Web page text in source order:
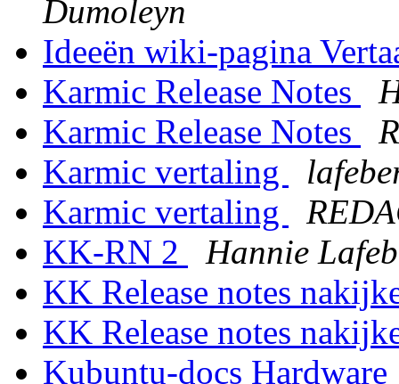
Dumoleyn
Ideeën wiki-pagina
Karmic Release Notes
Karmic Release Notes
Karmic vertaling
Karmic vertaling
KK-RN 2
Hannie
KK Release notes
KK Release notes
Kubuntu-docs Hardware